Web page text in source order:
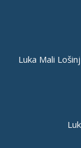
Luka Mali